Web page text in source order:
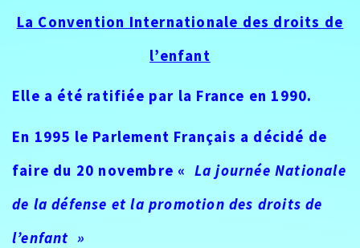
La Convention Internationale des droits de
l’enfant
Elle a été ratifiée par la France en 1990.
En 1995 le Parlement Français a décidé de
faire du 20 novembre « La journée Nationale
de la défense et la promotion des droits de
l’enfant »